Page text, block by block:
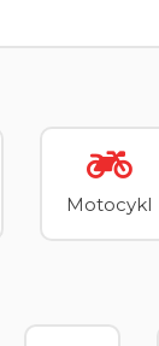
Motocykl